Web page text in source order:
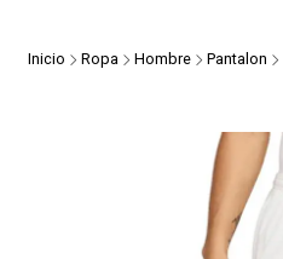
Inicio Ropa Hombre Pantalon